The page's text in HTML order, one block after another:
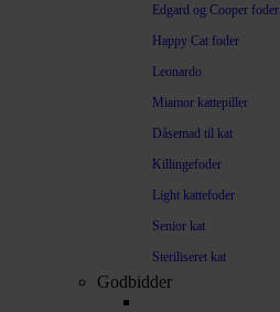
Edgard og Cooper foder
Happy Cat foder
Leonardo
Miamor kattepiller
Dåsemad til kat
Killingefoder
Light kattefoder
Senior kat
Steriliseret kat
Godbidder